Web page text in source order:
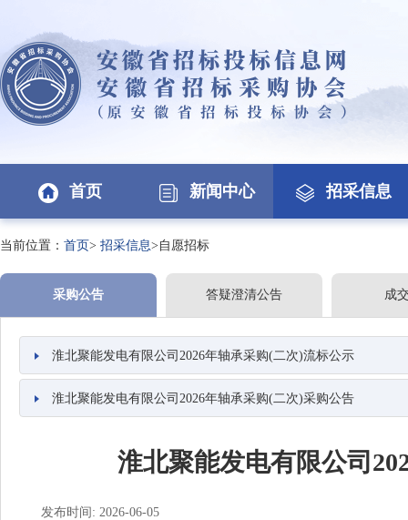
首页 新闻中心 招采信息
当前位置： 首页> 招采信息>自愿招标
采购公告 答疑澄清公告 成
淮北聚能发电有限公司2026年轴承采购(二次)流标公示
淮北聚能发电有限公司2026年轴承采购(二次)采购公告
淮北聚能发电有限公司
发布时间: 2026-06-05